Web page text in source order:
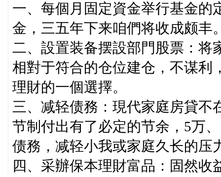
一、每個月固定資金举行基金的
金，三五年下来咱們将收成颇丰
二、設置装备摆設部門股票：将
相對于符合的仓位建仓，不谋利
理財的一個選擇。
三、减轻债務：現代家庭房貸不
节制付出有了必定的节余，5万
债務，减轻小我或家庭久长的压
四、采辦保本理財富品：固然收